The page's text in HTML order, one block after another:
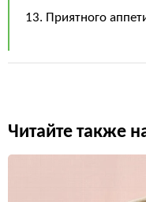
13. Приятного
Читайте также